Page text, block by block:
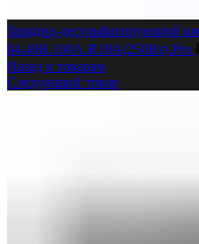
Зарядно-десульфатирующий
04.40B.100A.R18A(250Вт).Pro
Назад к товарам
Следующий товар